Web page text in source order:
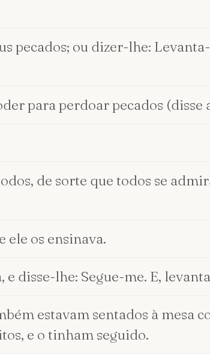
pecados; ou dizer-lhe:
para perdoar pecados (disse
de sorte que todos se
ele os ensinava.
disse-lhe: Segue-me. E,
estavam sentados à mesa
e o tinham seguido.